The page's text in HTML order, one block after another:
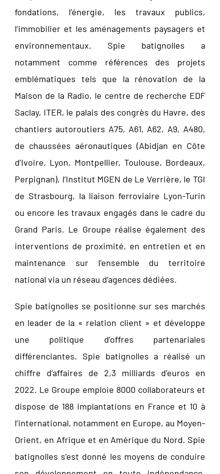
fondations, l’énergie, les travaux publics,
l’immobilier et les aménagements paysagers et
environnementaux. Spie batignolles a
notamment comme références des projets
emblématiques tels que la rénovation de la
Maison de la Radio, le centre de recherche EDF
Saclay, ITER, le palais des congrès du Havre, des
chantiers autoroutiers A75, A61, A62, A9, A480,
de chaussées aéronautiques (Abidjan en Côte
d’Ivoire, Lyon, Montpellier, Toulouse, Bordeaux,
Perpignan), l’Institut MGEN de Le Verrière, le TGI
de Strasbourg, la liaison ferroviaire Lyon-Turin
ou encore les travaux engagés dans le cadre du
Grand Paris. Le Groupe réalise également des
interventions de proximité, en entretien et en
maintenance sur l’ensemble du territoire
national via un réseau d’agences dédiées.
Spie batignolles se positionne sur ses marchés
en leader de la « relation client » et développe
une politique d’offres partenariales
différenciantes. Spie batignolles a réalisé un
chiffre d’affaires de 2,3 milliards d’euros en
2022. Le Groupe emploie 8000 collaborateurs et
dispose de 188 implantations en France et 10 à
l’international, notamment en Europe, au Moyen-
Orient, en Afrique et en Amérique du Nord. Spie
batignolles s’est donné les moyens de conduire